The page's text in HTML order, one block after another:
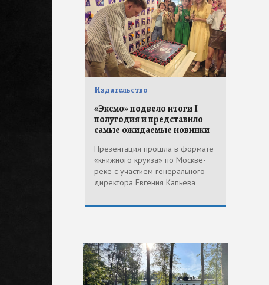
Издательство
«Эксмо» подвело итоги I
полугодия и представило
самые ожидаемые новинки
Презентация прошла в формате
«книжного круиза» по Москве-
реке с участием генерального
директора Евгения Капьева